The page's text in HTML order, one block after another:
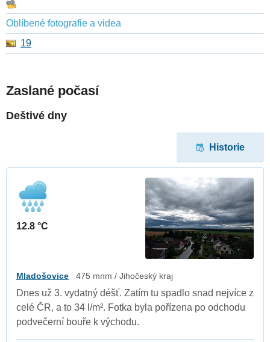
Oblíbené fotografie a videa
19
Zaslané počasí
Deštivé dny
Historie
12.8 °C
Mladošovice 475 mnm / Jihočeský kraj
Dnes už 3. vydatný déšť. Zatím tu spadlo snad nejvíce z
celé ČR, a to 34 l/m². Fotka byla pořízena po odchodu
podvečerní bouře k východu.